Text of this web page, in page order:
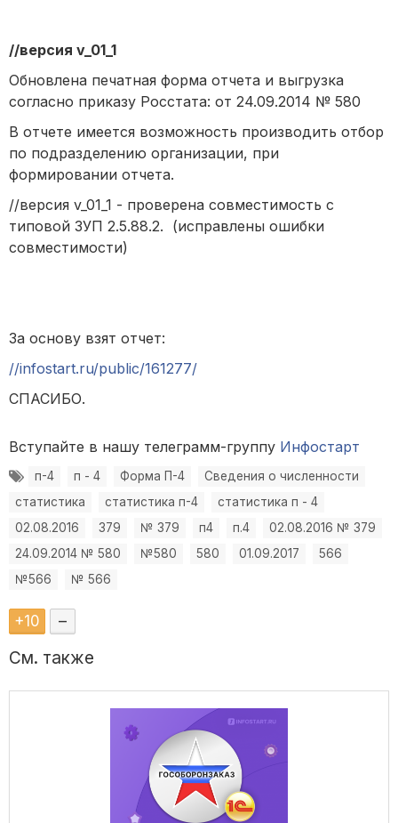
//версия v_01_1
Обновлена печатная форма отчета и выгрузка
согласно приказу Росстата: от 24.09.2014 № 580
В отчете имеется возможность производить отбор
по подразделению организации, при
формировании отчета.
//версия v_01_1 - проверена совместимость с
типовой ЗУП 2.5.88.2. (исправлены ошибки
совместимости)
За основу взят отчет:
//infostart.ru/public/161277/
СПАСИБО.
Вступайте в нашу телеграмм-группу Инфостарт
п-4 п - 4 Форма П-4
Сведения о численности
статистика
статистика п-4
статистика п - 4
02.08.2016
379 № 379 п4 п.4
02.08.2016 № 379
24.09.2014 № 580
№580 580 01.09.2017
566
№566
№ 566
+10 –
См. также